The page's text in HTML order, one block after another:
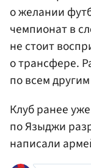
о желании
чемпионат в
не стоит
о трансфере.
по всем
Клуб ранее
по Языджи
написали